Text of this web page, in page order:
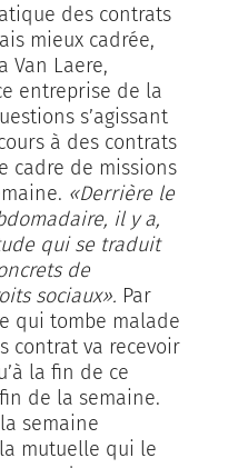
des contrats
mieux cadrée,
Van Laere,
entreprise de la
s’agissant
à des contrats
cadre de missions
«Derrière le
il y a,
qui se traduit
de
sociaux». Par
qui tombe malade
contrat va recevoir
la fin de ce
de la semaine.
semaine
mutuelle qui le